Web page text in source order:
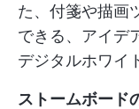
た、付箋や描画
できる、アイデ
デジタルホワイ
ストームボード